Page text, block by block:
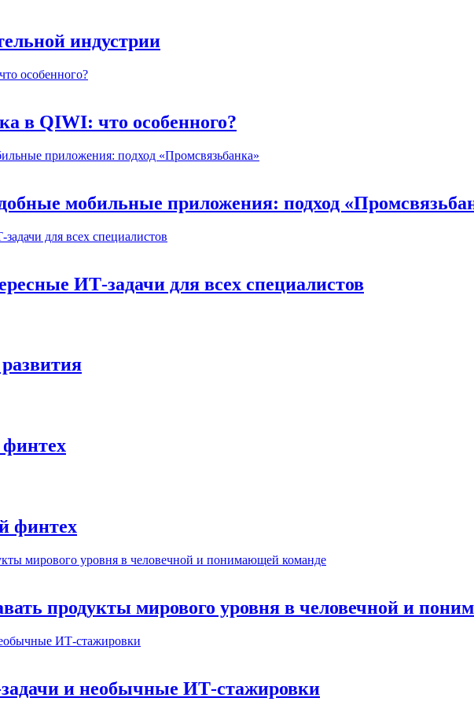
индустрии
в QIWI: что особенного?
мобильные приложения: подход
ИТ-задачи для всех специалистов
финтех
продукты мирового уровня в человечной и
и необычные ИТ‑стажировки